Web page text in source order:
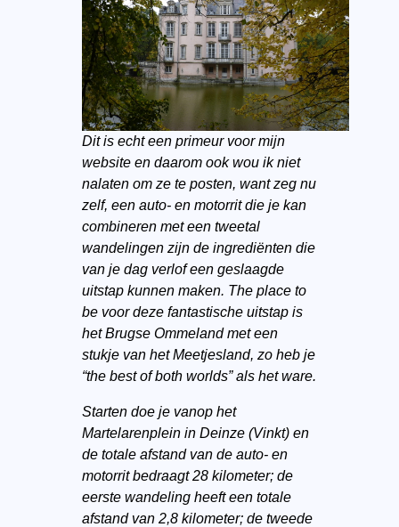
Dit is echt een primeur voor mijn
website en daarom ook wou ik niet
nalaten om ze te posten, want zeg nu
zelf, een auto- en motorrit die je kan
combineren met een tweetal
wandelingen zijn de ingrediënten die
van je dag verlof een geslaagde
uitstap kunnen maken. The place to
be voor deze fantastische uitstap is
het Brugse Ommeland met een
stukje van het Meetjesland, zo heb je
“the best of both worlds” als het ware.
Starten doe je vanop het
Martelarenplein in Deinze (Vinkt) en
de totale afstand van de auto- en
motorrit bedraagt 28 kilometer; de
eerste wandeling heeft een totale
afstand van 2,8 kilometer; de tweede